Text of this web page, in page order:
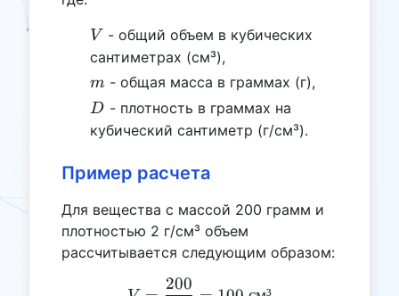
V
V - общий объем в кубических
сантиметрах (см³),
m
m - общая масса в граммах (г),
D
D - плотность в граммах на
кубический сантиметр (г/см³).
Пример расчета
Для вещества с массой 200 грамм и
плотностью 2 г/см³ объем
рассчитывается следующим образом:
V = \frac{200}{2} = 100
200